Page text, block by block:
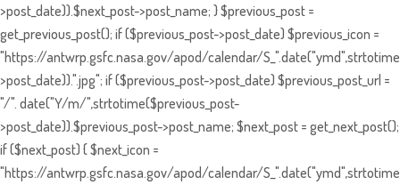
>post_date)).$next_post->post_name; } $previous_post =
get_previous_post(); if ($previous_post->post_date) $previous_icon =
"https://antwrp.gsfc.nasa.gov/apod/calendar/
>post_date)).".jpg"; if ($previous_post->post_date) $previous_post_url =
"/". date("Y/m/",strtotime($previous_post-
>post_date)).$previous_post->post_name; $next_post = get_next_post();
if ($next_post) { $next_icon =
"https://antwrp.gsfc.nasa.gov/apod/calendar/